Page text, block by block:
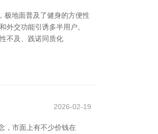
极地面普及了健身的方便性
交功能引诱多半用户。
不及、践诺同质化
2026-02-19
，市面上有不少价钱在